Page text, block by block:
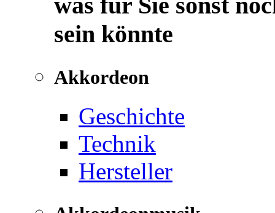
sein könnte
Akkordeon
Geschichte
Technik
Hersteller